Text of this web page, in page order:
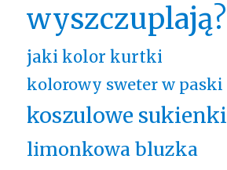
wyszczuplają?
jaki kolor kurtki
kolorowy sweter w paski
koszulowe sukienki
limonkowa bluzka